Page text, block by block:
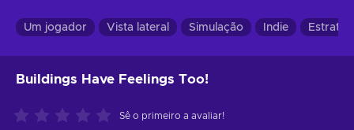
Um jogador Vista lateral Simulação Indie
Buildings Have Feelings Too!
Sê o primeiro a avaliar!